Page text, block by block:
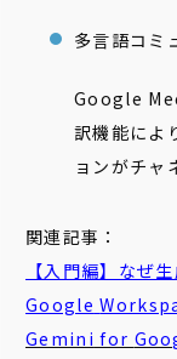
多言語コミ
Google
訳機能によ
ョンがチャ
関連記事：
【入門編】なぜ
Google
Gemini for